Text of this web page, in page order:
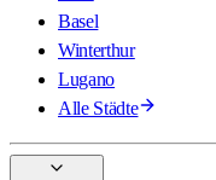
Basel
Winterthur
Lugano
Alle Städte